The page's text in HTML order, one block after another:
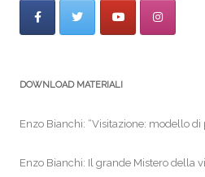
DOWNLOAD MATERIALI
Enzo Bianchi: “Visitazione: modello di
Enzo Bianchi: Il grande Mistero della